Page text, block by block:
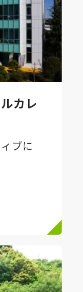
カレ
ブに